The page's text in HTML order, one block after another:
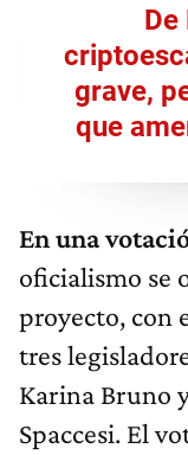
De
grave,
que
En una
oficialismo se
proyecto, con
tres
Karina Bruno
Spaccesi. El